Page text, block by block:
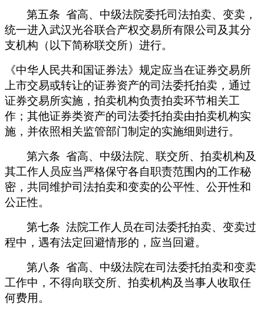
第五条 省高、中级法院委托司法拍卖、变卖，
统一进入武汉光谷联合产权交易所有限公司及其分
支机构（以下简称联交所）进行。
《中华人民共和国证券法》规定应当在证券交易所
上市交易或转让的证券资产的司法委托拍卖，通过
证券交易所实施，拍卖机构负责拍卖环节相关工
作；其他证券类资产的司法委托拍卖由拍卖机构实
施，并依照相关监管部门制定的实施细则进行。
第六条 省高、中级法院、联交所、拍卖机构及
其工作人员应当严格保守各自职责范围内的工作秘
密，共同维护司法拍卖和变卖的公平性、公开性和
公正性。
第七条 法院工作人员在司法委托拍卖、变卖过
程中，遇有法定回避情形的，应当回避。
第八条 省高、中级法院在司法委托拍卖和变卖
工作中，不得向联交所、拍卖机构及当事人收取任
何费用。